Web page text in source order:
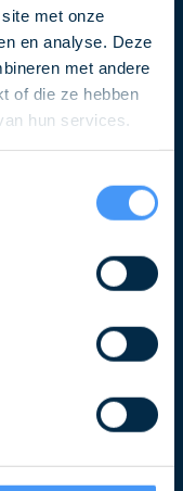
met onze
en analyse. Deze
met andere
of die ze hebben
hun services.